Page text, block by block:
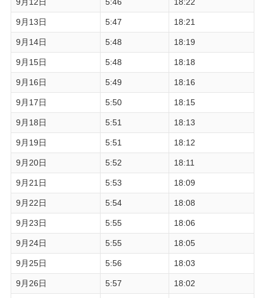
9月13日 5:47 18:21
9月14日 5:48 18:19
9月15日 5:48 18:18
9月16日 5:49 18:16
9月17日 5:50 18:15
9月18日 5:51 18:13
9月19日 5:51 18:12
9月20日 5:52 18:11
9月21日 5:53 18:09
9月22日 5:54 18:08
9月23日 5:55 18:06
9月24日 5:55 18:05
9月25日 5:56 18:03
9月26日 5:57 18:02